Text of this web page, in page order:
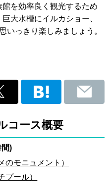
を効率良く観光するため
大水槽にイルカショー、
っきり楽しみましょう。
コース概要
)
のモニュメント）
プール）